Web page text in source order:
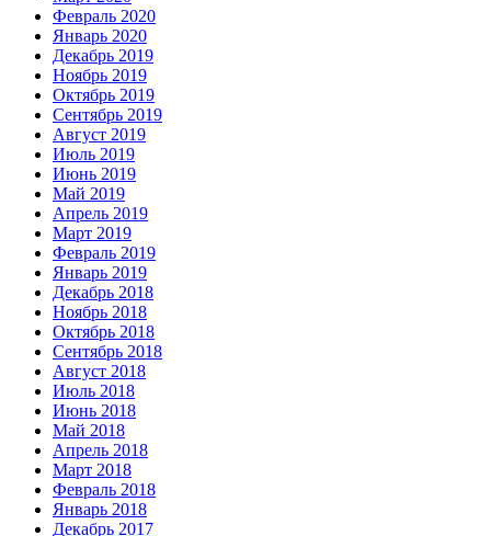
Февраль 2020
Январь 2020
Декабрь 2019
Ноябрь 2019
Октябрь 2019
Сентябрь 2019
Август 2019
Июль 2019
Июнь 2019
Май 2019
Апрель 2019
Март 2019
Февраль 2019
Январь 2019
Декабрь 2018
Ноябрь 2018
Октябрь 2018
Сентябрь 2018
Август 2018
Июль 2018
Июнь 2018
Май 2018
Апрель 2018
Март 2018
Февраль 2018
Январь 2018
Декабрь 2017